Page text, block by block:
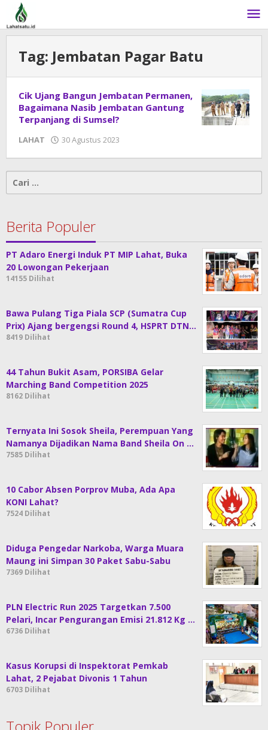
Lewati
konten
Tag: Jembatan Pagar Batu
Cik Ujang Bangun Jembatan Permanen,
Bagaimana Nasib Jembatan Gantung
Terpanjang di Sumsel?
LAHAT 30 Agustus 2023
Cari
untuk:
Berita Populer
PT Adaro Energi Induk PT MIP Lahat, Buka
20 Lowongan Pekerjaan
14155 Dilihat
Bawa Pulang Tiga Piala SCP (Sumatra Cup
Prix) Ajang bergengsi Round 4, HSPRT DTN…
8419 Dilihat
44 Tahun Bukit Asam, PORSIBA Gelar
Marching Band Competition 2025
8162 Dilihat
Ternyata Ini Sosok Sheila, Perempuan Yang
Namanya Dijadikan Nama Band Sheila On …
7585 Dilihat
10 Cabor Absen Porprov Muba, Ada Apa
KONI Lahat?
7524 Dilihat
Diduga Pengedar Narkoba, Warga Muara
Maung ini Simpan 30 Paket Sabu-Sabu
7369 Dilihat
PLN Electric Run 2025 Targetkan 7.500
Pelari, Incar Pengurangan Emisi 21.812 Kg …
6736 Dilihat
Kasus Korupsi di Inspektorat Pemkab
Lahat, 2 Pejabat Divonis 1 Tahun
6703 Dilihat